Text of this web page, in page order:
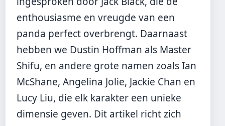
enthousiasme en vreugde van een
panda perfect overbrengt. Daarnaast
hebben we Dustin Hoffman als Master
Shifu, en andere grote namen zoals Ian
McShane, Angelina Jolie, Jackie Chan en
Lucy Liu, die elk karakter een unieke
dimensie geven. Dit artikel richt zich